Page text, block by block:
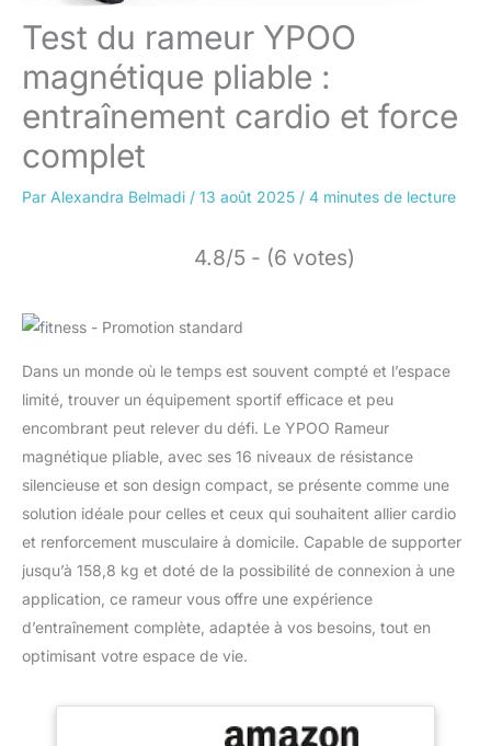
Test du rameur YPOO
magnétique pliable :
entraînement cardio et force
complet
Par Alexandra Belmadi / 13 août 2025 / 4 minutes de lecture
4.8/5 - (6 votes)
Dans un monde où le temps est souvent compté et l’espace
limité, trouver un équipement sportif efficace et peu
encombrant peut relever du défi. Le YPOO Rameur
magnétique pliable, avec ses 16 niveaux de résistance
silencieuse et son design compact, se présente comme une
solution idéale pour celles et ceux qui souhaitent allier cardio
et renforcement musculaire à domicile. Capable de supporter
jusqu’à 158,8 kg et doté de la possibilité de connexion à une
application, ce rameur vous offre une expérience
d’entraînement complète, adaptée à vos besoins, tout en
optimisant votre espace de vie.